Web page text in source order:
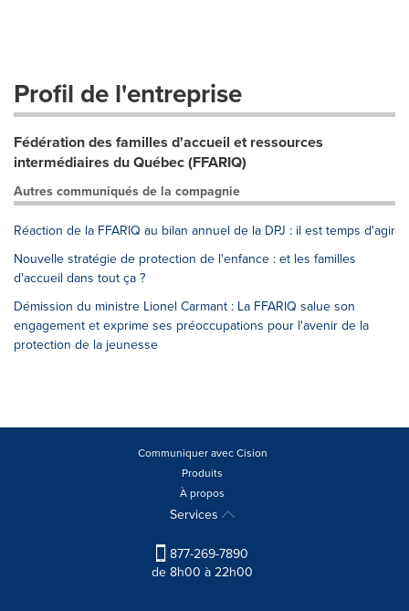
Profil de l'entreprise
Fédération des familles d'accueil et ressources
intermédiaires du Québec (FFARIQ)
Autres communiqués de la compagnie
Réaction de la FFARIQ au bilan annuel de la DPJ : il est temps d'agir
Nouvelle stratégie de protection de l'enfance : et les familles
d'accueil dans tout ça ?
Démission du ministre Lionel Carmant : La FFARIQ salue son
engagement et exprime ses préoccupations pour l'avenir de la
protection de la jeunesse
Communiquer avec Cision
Produits
À propos
Services
877-269-7890
de 8h00 à 22h00